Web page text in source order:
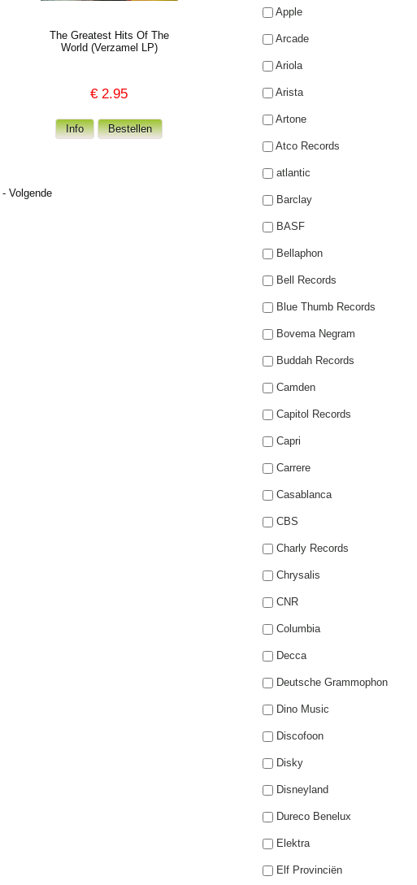
The Greatest Hits Of The
World (Verzamel LP)
€ 2.95
- Volgende
Apple
Arcade
Ariola
Arista
Artone
Atco Records
atlantic
Barclay
BASF
Bellaphon
Bell Records
Blue Thumb Records
Bovema Negram
Buddah Records
Camden
Capitol Records
Capri
Carrere
Casablanca
CBS
Charly Records
Chrysalis
CNR
Columbia
Decca
Deutsche Grammophon
Dino Music
Discofoon
Disky
Disneyland
Dureco Benelux
Elektra
Elf Provinciën